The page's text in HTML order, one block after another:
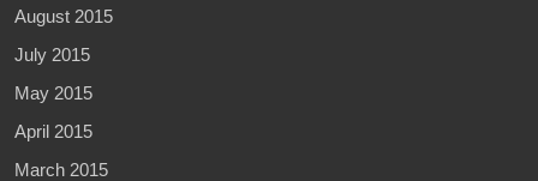
August 2015
July 2015
May 2015
April 2015
March 2015